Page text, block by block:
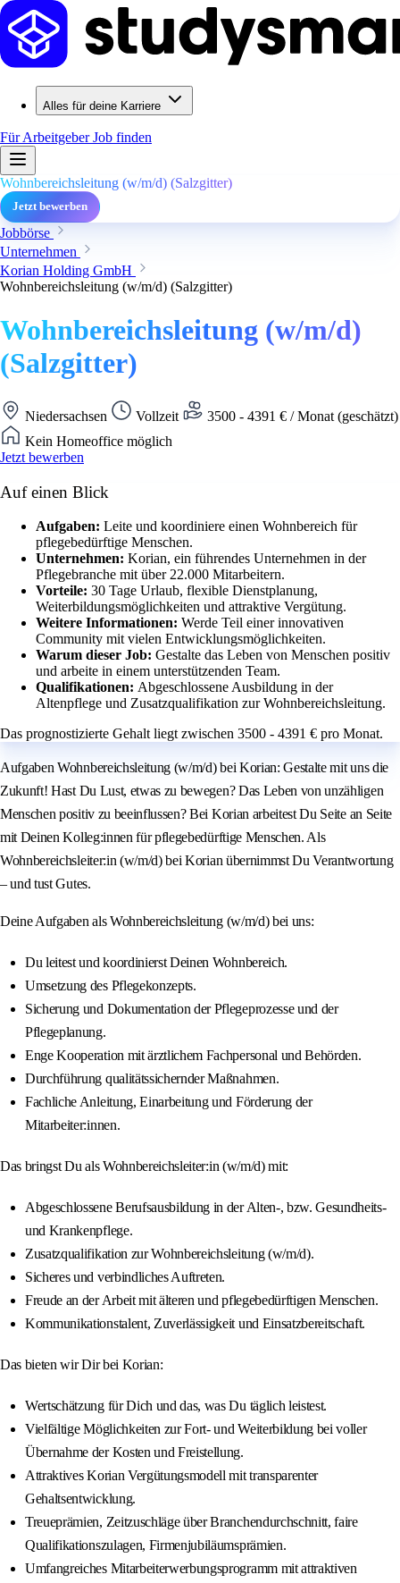
Alles für deine Karriere
Für ArbeitgeberJob finden
Wohnbereichsleitung (w/m/d) (Salzgitter)
Jetzt bewerben
Jobbörse
Unternehmen
Korian Holding GmbH
Wohnbereichsleitung (w/m/d) (Salzgitter)
Wohnbereichsleitung (w/m/d)
(Salzgitter)
Niedersachsen Vollzeit
3500 - 4391 € / Monat (geschätzt)
Kein Homeoffice möglich
Jetzt bewerben
Auf einen Blick
Aufgaben: Leite und koordiniere einen Wohnbereich für
pflegebedürftige Menschen.
Unternehmen: Korian, ein führendes Unternehmen in der
Pflegebranche mit über 22.000 Mitarbeitern.
Vorteile: 30 Tage Urlaub, flexible Dienstplanung,
Weiterbildungsmöglichkeiten und attraktive Vergütung.
Weitere Informationen: Werde Teil einer innovativen
Community mit vielen Entwicklungsmöglichkeiten.
Warum dieser Job: Gestalte das Leben von Menschen positiv
und arbeite in einem unterstützenden Team.
Qualifikationen: Abgeschlossene Ausbildung in der
Altenpflege und Zusatzqualifikation zur Wohnbereichsleitung.
Das prognostizierte Gehalt liegt zwischen 3500 - 4391 € pro Monat.
Aufgaben Wohnbereichsleitung (w/m/d) bei Korian: Gestalte mit uns die
Zukunft! Hast Du Lust, etwas zu bewegen? Das Leben von unzähligen
Menschen positiv zu beeinflussen? Bei Korian arbeitest Du Seite an Seite
mit Deinen Kolleg:innen für pflegebedürftige Menschen. Als
Wohnbereichsleiter:in (w/m/d) bei Korian übernimmst Du Verantwortung
– und tust Gutes.
Deine Aufgaben als Wohnbereichsleitung (w/m/d) bei uns:
Du leitest und koordinierst Deinen Wohnbereich.
Umsetzung des Pflegekonzepts.
Sicherung und Dokumentation der Pflegeprozesse und der
Pflegeplanung.
Enge Kooperation mit ärztlichem Fachpersonal und Behörden.
Durchführung qualitätssichernder Maßnahmen.
Fachliche Anleitung, Einarbeitung und Förderung der
Mitarbeiter:innen.
Das bringst Du als Wohnbereichsleiter:in (w/m/d) mit:
Abgeschlossene Berufsausbildung in der Alten-, bzw. Gesundheits-
und Krankenpflege.
Zusatzqualifikation zur Wohnbereichsleitung (w/m/d).
Sicheres und verbindliches Auftreten.
Freude an der Arbeit mit älteren und pflegebedürftigen Menschen.
Kommunikationstalent, Zuverlässigkeit und Einsatzbereitschaft.
Das bieten wir Dir bei Korian:
Wertschätzung für Dich und das, was Du täglich leistest.
Vielfältige Möglichkeiten zur Fort- und Weiterbildung bei voller
Übernahme der Kosten und Freistellung.
Attraktives Korian Vergütungsmodell mit transparenter
Gehaltsentwicklung.
Treueprämien, Zeitzuschläge über Branchendurchschnitt, faire
Qualifikationszulagen, Firmenjubiläumsprämien.
Umfangreiches Mitarbeiterwerbungsprogramm mit attraktiven